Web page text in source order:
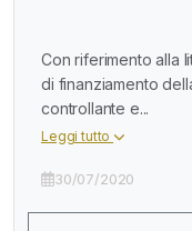
Con riferimento alla
di finanziamento
controllante e...
Leggi tutto
30/07/2020